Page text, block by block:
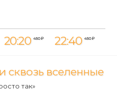
20:20 450 ₽ 22:40 450 ₽
вселенные
так»